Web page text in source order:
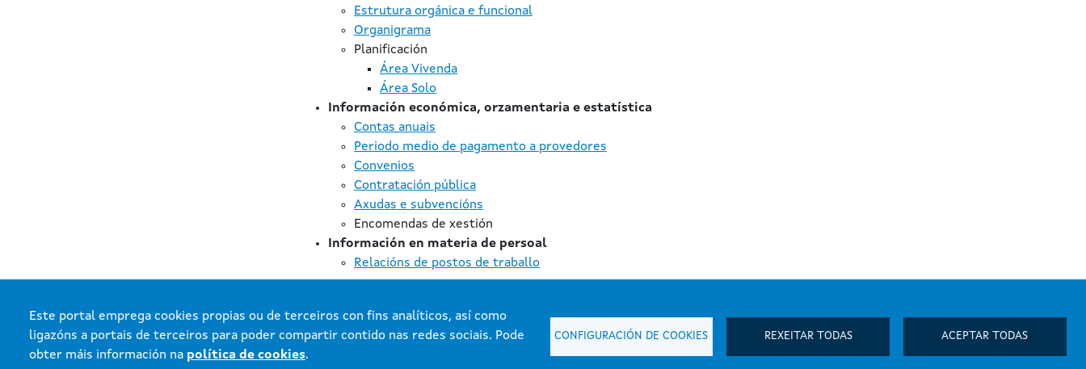
Este portal emprega cookies propias ou de terceiros con fins analíticos, así como
ligazóns a portais de terceiros para poder compartir contido nas redes sociais. Pode
obter máis información na política de cookies.
CONFIGURACIÓN DE COOKIES REXEITAR TODAS ACEPTAR TODAS
Estrutura orgánica e funcional
Organigrama
Planificación
Área Vivenda
Área Solo
Información económica, orzamentaria e estatística
Contas anuais
Periodo medio de pagamento a provedores
Convenios
Contratación pública
Axudas e subvencións
Encomendas de xestión
Información en materia de persoal
Relacións de postos de traballo
Xunta de Galicia. Información mantida e publicada na internet pola Xunta de Galicia